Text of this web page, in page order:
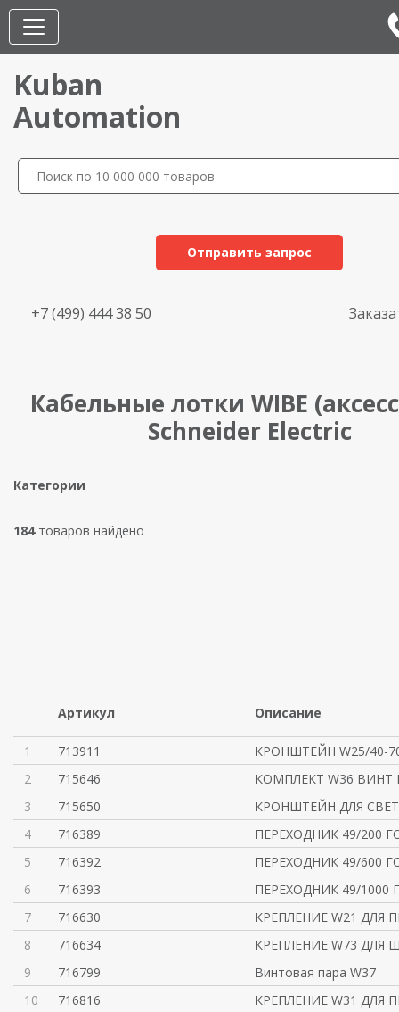
Kuban
Automation
Отправить запрос
+7 (499) 444 38 50
Кабельные лотки WIBE
Schneider Electric
Категории
184товаров найдено
Артикул Описание
1 713911
КРОНШТЕЙН W25/40-
2
715646
КОМПЛЕКТ W36 ВИНТ
3
715650
КРОНШТЕЙН ДЛЯ
4
716389
ПЕРЕХОДНИК 49/200
5
716392
ПЕРЕХОДНИК 49/600
6
716393
ПЕРЕХОДНИК 49/1000
7
716630
КРЕПЛЕНИЕ W21 ДЛЯ
8
716634
КРЕПЛЕНИЕ W73 ДЛЯ
9
716799
Винтовая пара W37
10
716816
КРЕПЛЕНИЕ W31 ДЛЯ